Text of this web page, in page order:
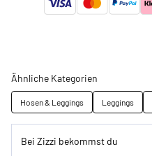
Ähnliche Kategorien
Hosen & Leggings Leggings
Bei Zizzi bekommst du